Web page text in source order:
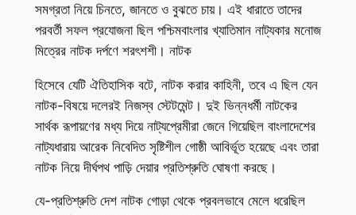
সমগ্রতা নিয়ে চিনতে, জানতে ও বুঝতে চায়। এই ধারাতে তাদের
পরবর্তী সফল প্রযোজনা ছিল পশ্চিমবাংলার খ্যাতিমান নাট্যকার মনোজ
মিত্রের নাটক দর্পণে শরৎশশী। নাটক
হিসেবে যেটি ঐতিহাসিক বটে, নাটক করার কাহিনী, তবে এ ছিল যেন
নাটক-বিষয়ে দলেরই নিজস্ব স্টেটমেন্ট। দুই ভিন্নধর্মী নাটকের
সার্থক রূপায়ণের মধ্য দিয়ে নাট্যপ্রেমীরা জেনে গিয়েছিল বাংলাদেশের
নাট্যধারায় আরেক নিবেদিত সৃষ্টিশীল গোষ্ঠী আবির্ভূত হয়েছে এবং তারা
নাটক নিয়ে দীর্ঘপথ পাড়ি দেয়ার প্রতিশ্রুতি ঘোষণা করছে।
যে-প্রতিশ্রুতি দেশ নাটক গোড়া থেকে প্রবলভাবে মেলে ধরেছিল